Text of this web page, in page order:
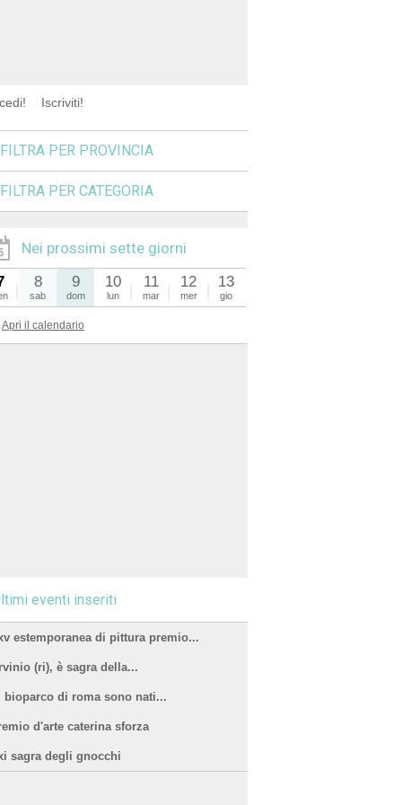
Iscriviti!
FILTRA PER PROVINCIA
FILTRA PER CATEGORIA
Nei prossimi sette giorni
8
sab
9
dom
10
lun
11
mar
12
mer
13
gio
Apri il calendario
eventi inseriti
estemporanea di pittura premio...
(ri), è sagra della...
bioparco di roma sono nati...
d'arte caterina sforza
sagra degli gnocchi